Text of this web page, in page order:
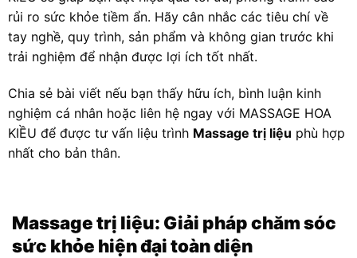
rủi ro sức khỏe tiềm ẩn. Hãy cân nhắc các tiêu chí về
tay nghề, quy trình, sản phẩm và không gian trước khi
trải nghiệm để nhận được lợi ích tốt nhất.
Chia sẻ bài viết nếu bạn thấy hữu ích, bình luận kinh
nghiệm cá nhân hoặc liên hệ ngay với MASSAGE HOA
KIỀU để được tư vấn liệu trình Massage trị liệu phù hợp
nhất cho bản thân.
Massage trị liệu: Giải pháp chăm sóc
sức khỏe hiện đại toàn diện